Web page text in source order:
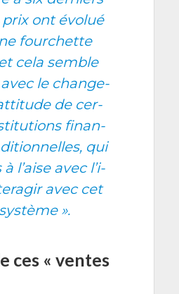
prix ont évo­lué
four­chette
cela semble
le chan­ge­
de cer­
finan­
qui
l’aise avec l’i­
avec cet
».
ces « ventes